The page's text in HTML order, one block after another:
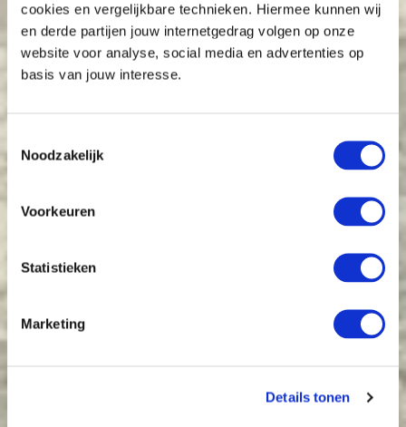
cookies en vergelijkbare technieken. Hiermee kunnen wij
en derde partijen jouw internetgedrag volgen op onze
website voor analyse, social media en advertenties op
basis van jouw interesse.
Noodzakelijk
Voorkeuren
Statistieken
Marketing
Details tonen